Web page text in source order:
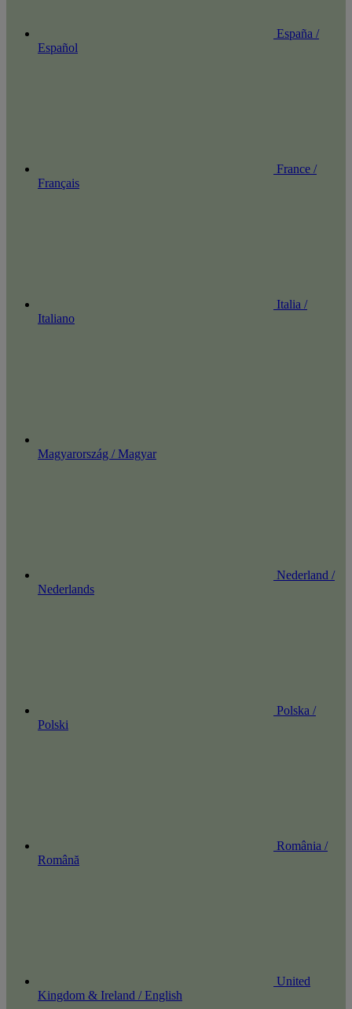
España /
Español
France /
Français
Italia /
Italiano
Magyarország / Magyar
Nederland /
Nederlands
Polska /
Polski
România /
Română
United
Kingdom & Ireland / English